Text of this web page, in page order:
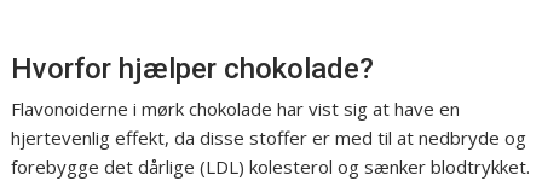
Hvorfor hjælper chokolade?
Flavonoiderne i mørk chokolade har vist sig at have en
hjertevenlig effekt, da disse stoffer er med til at nedbryde og
forebygge det dårlige (LDL) kolesterol og sænker blodtrykket.